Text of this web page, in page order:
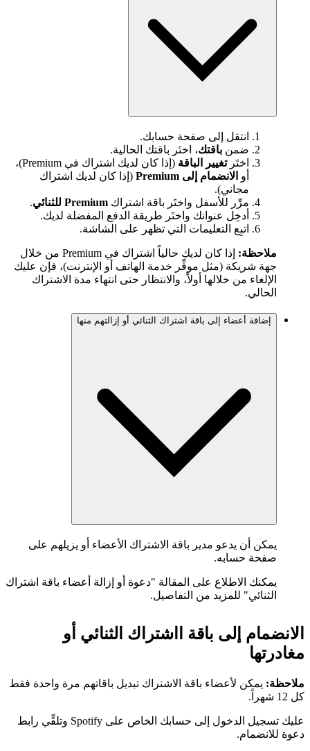
انتقل إلى صفحة حسابك.
ضمن باقتك، اختَر باقتك الحالية.
اختَرتغيير الباقة
(إذا كان لديك اشتراك في Premium)،
أو الانضمام إلى Premium
(إذا كان لديك اشتراك
مجاني).
مرِّر للأسفل واختَر باقة اشتراك Premium للثنائي
.
أدخِل عنوانك واختَر طريقة الدفع المفضلة لديك.
اتبِع التعليمات التي تظهر على الشاشة.
ملاحظة:
إذا كان لديك حالياً اشتراك في Premium من خلال
جهة شريكة (مثل موفِّر خدمة الهاتف أو الإنترنت)، فإن عليك
الإلغاء من خلالها أولاً، والانتظار حتى انتهاء مدة الاشتراك
الحالي.
إضافة أعضاء إلى باقة اشتراك الثنائي أو إزالتهم منها
يمكن أن يدعو مدير باقة الاشتراك الأعضاء أو يزيلهم على
صفحة حسابه.
يمكنك الاطلاع على المقالة "دعوة أو إزالة أعضاء باقة اشتراك
الثنائي" للمزيد من التفاصيل.
الانضمام إلى باقة ااشتراك الثنائي أو
مغادرتها
ملاحظة: يمكن لأعضاء باقة الاشتراك تبديل باقاتهم مرة واحدة فقط
كل 12 شهراً.
عليك تسجيل الدخول إلى حسابك الخاص على Spotify وتلقِّي رابط
دعوة للانضمام.